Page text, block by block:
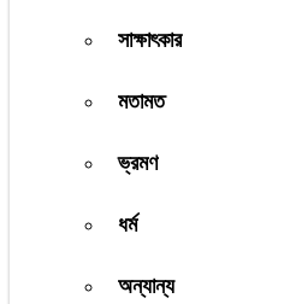
সাক্ষাৎকার
মতামত
ভ্রমণ
ধর্ম
অন্যান্য